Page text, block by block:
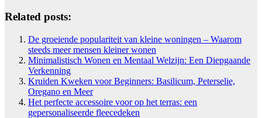
Related posts:
De groeiende populariteit van kleine woningen – Waarom
steeds meer mensen kleiner wonen
Minimalistisch Wonen en Mentaal Welzijn: Een Diepgaande
Verkenning
Kruiden Kweken voor Beginners: Basilicum, Peterselie,
Oregano en Meer
Het perfecte accessoire voor op het terras: een
gepersonaliseerde fleecedeken